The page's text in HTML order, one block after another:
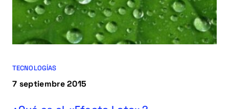
TECNOLOGÍAS
7 septiembre 2015